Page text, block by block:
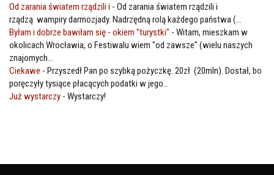
Od zarania światem rządzili i - Od zarania światem rządzili i
rządzą wampiry darmozjady. Nadrzędną rolą każdego państwa (...
Byłam i dobrze bawiłam się - okiem "turystki" - Witam, mieszkam w
okolicach Wrocławia, o Festiwalu wiem "od zawsze" (wielu naszych
znajomych...
Ciekawe - Przyszedł Pan po szybką pożyczkę. 20zł (20mln). Dostał, bo
poręczyły tysiące płacących podatki w jego...
Już wystarczy - Wystarczy!